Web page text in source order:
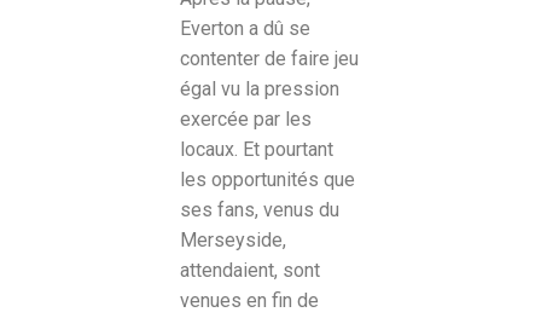
Everton a dû se
contenter de faire jeu
égal vu la pression
exercée par les
locaux. Et pourtant
les opportunités que
ses fans, venus du
Merseyside,
attendaient, sont
venues en fin de